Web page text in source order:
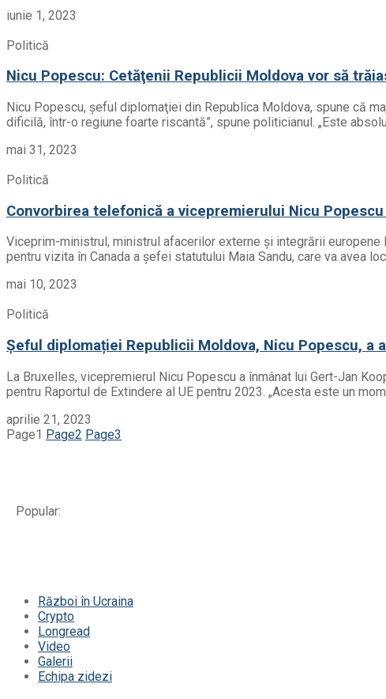
iunie 1, 2023
Politică
Nicu Popescu: Cetăţenii Republicii Moldova vor să
Nicu Popescu, şeful diplomaţiei din Republica Moldova, spune că
dificilă, într-o regiune foarte riscantă”, spune politicianul. „Este
mai 31, 2023
Politică
Convorbirea telefonică a vicepremierului Nicu
Viceprim-ministrul, ministrul afacerilor externe și integrării
pentru vizita în Canada a șefei statutului Maia Sandu, care va avea
mai 10, 2023
Politică
Șeful diplomației Republicii Moldova, Nicu Popescu, a
La Bruxelles, vicepremierul Nicu Popescu a înmânat lui Gert-Jan
pentru Raportul de Extindere al UE pentru 2023. „Acesta este un
aprilie 21, 2023
Page1 Page2 Page3
Popular:
Război în Ucraina
Crypto
Longread
Video
Galerii
Echipa zidezi